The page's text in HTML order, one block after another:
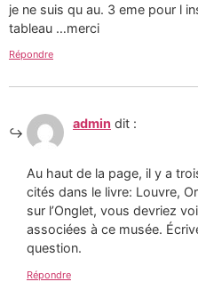
je ne suis qu au. 3 eme pour l
tableau …merci
Répondre
admin dit :
Au haut de la page, il y a
cités dans le livre: Louvre,
sur l’Onglet, vous devriez
associées à ce musée.
question.
Répondre